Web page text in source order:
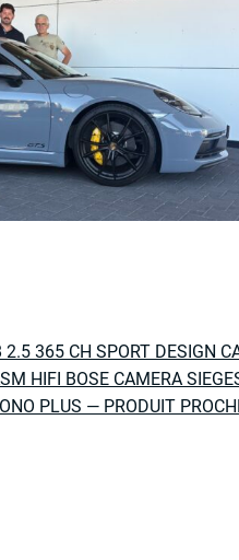
365 CH SPORT DESIGN
HIFI BOSE CAMERA
PLUS — PRODUIT